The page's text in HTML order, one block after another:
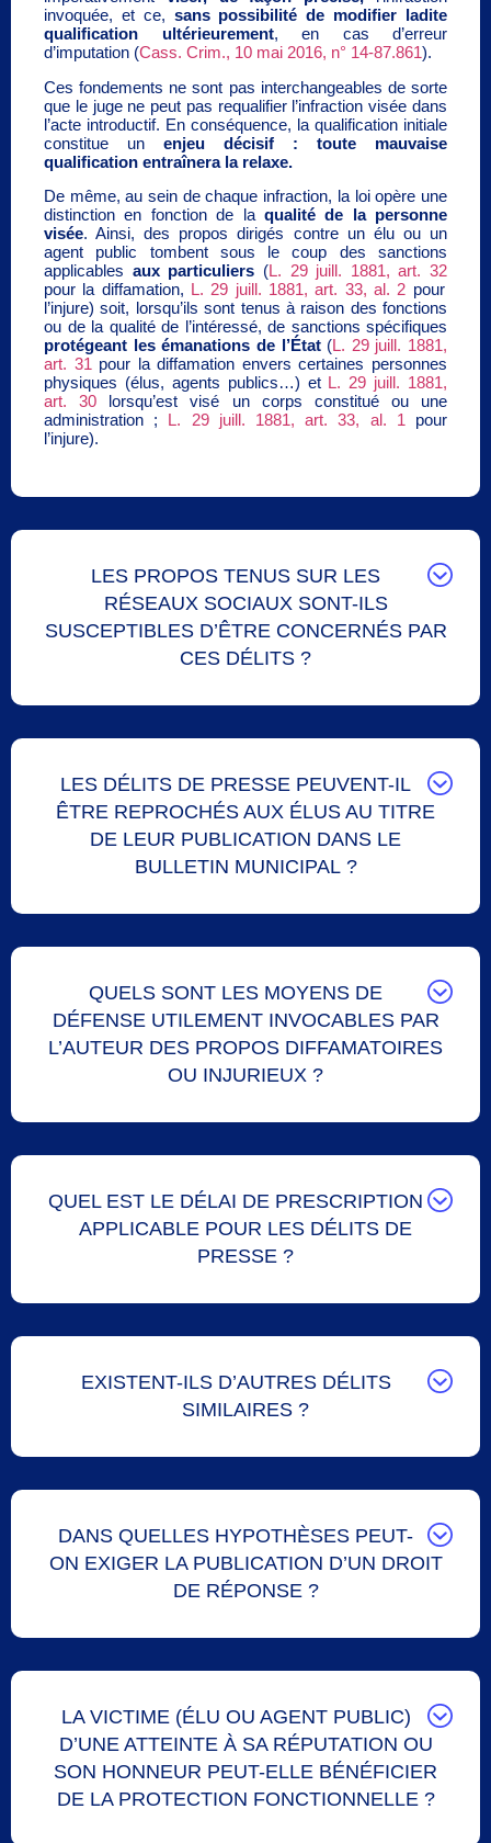
invoquée, et ce, sans possibilité de modifier ladite
qualification ultérieurement, en cas d’erreur
d’imputation (Cass. Crim., 10 mai 2016, n° 14-87.861).
Ces fondements ne sont pas interchangeables de sorte
que le juge ne peut pas requalifier l’infraction visée dans
l’acte introductif. En conséquence, la qualification initiale
constitue un enjeu décisif : toute mauvaise
qualification entraînera la relaxe.
De même, au sein de chaque infraction, la loi opère une
distinction en fonction de la qualité de la personne
visée. Ainsi, des propos dirigés contre un élu ou un
agent public tombent sous le coup des sanctions
applicables aux particuliers (L. 29 juill. 1881, art. 32
pour la diffamation, L. 29 juill. 1881, art. 33, al. 2 pour
l’injure) soit, lorsqu’ils sont tenus à raison des fonctions
ou de la qualité de l’intéressé, de sanctions spécifiques
protégeant les émanations de l’État(L. 29 juill. 1881,
art. 31 pour la diffamation envers certaines personnes
physiques (élus, agents publics…) et L. 29 juill. 1881,
art. 30 lorsqu’est visé un corps constitué ou une
administration ; L. 29 juill. 1881, art. 33, al. 1 pour
l’injure).
LES PROPOS TENUS SUR LES
RÉSEAUX SOCIAUX SONT-ILS
SUSCEPTIBLES D’ÊTRE CONCERNÉS PAR
CES DÉLITS ?
LES DÉLITS DE PRESSE PEUVENT-IL
ÊTRE REPROCHÉS AUX ÉLUS AU TITRE
DE LEUR PUBLICATION DANS LE
BULLETIN MUNICIPAL ?
QUELS SONT LES MOYENS DE
DÉFENSE UTILEMENT INVOCABLES PAR
L’AUTEUR DES PROPOS DIFFAMATOIRES
OU INJURIEUX ?
QUEL EST LE DÉLAI DE PRESCRIPTION
APPLICABLE POUR LES DÉLITS DE
PRESSE ?
EXISTENT-ILS D’AUTRES DÉLITS
SIMILAIRES ?
DANS QUELLES HYPOTHÈSES PEUT-
ON EXIGER LA PUBLICATION D’UN DROIT
DE RÉPONSE ?
LA VICTIME (ÉLU OU AGENT PUBLIC)
D’UNE ATTEINTE À SA RÉPUTATION OU
SON HONNEUR PEUT-ELLE BÉNÉFICIER
DE LA PROTECTION FONCTIONNELLE ?